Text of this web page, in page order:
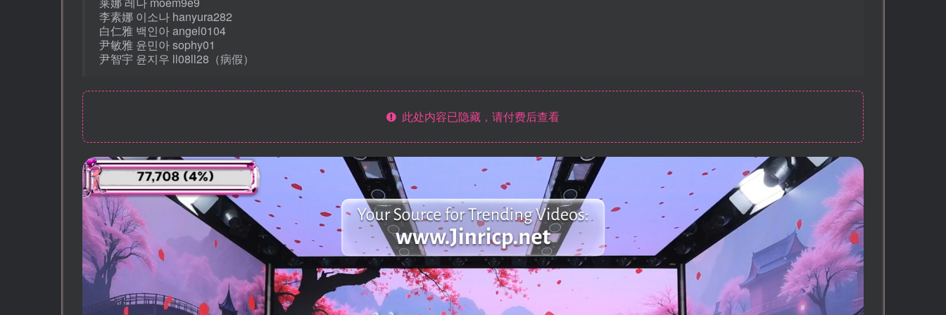
李素娜 이소나 hanyura282
白仁雅 백인아 angel0104
尹敏雅 윤민아 sophy01
尹智宇 윤지우 ll08ll28（病假）
此处内容已隐藏，请付费后查看